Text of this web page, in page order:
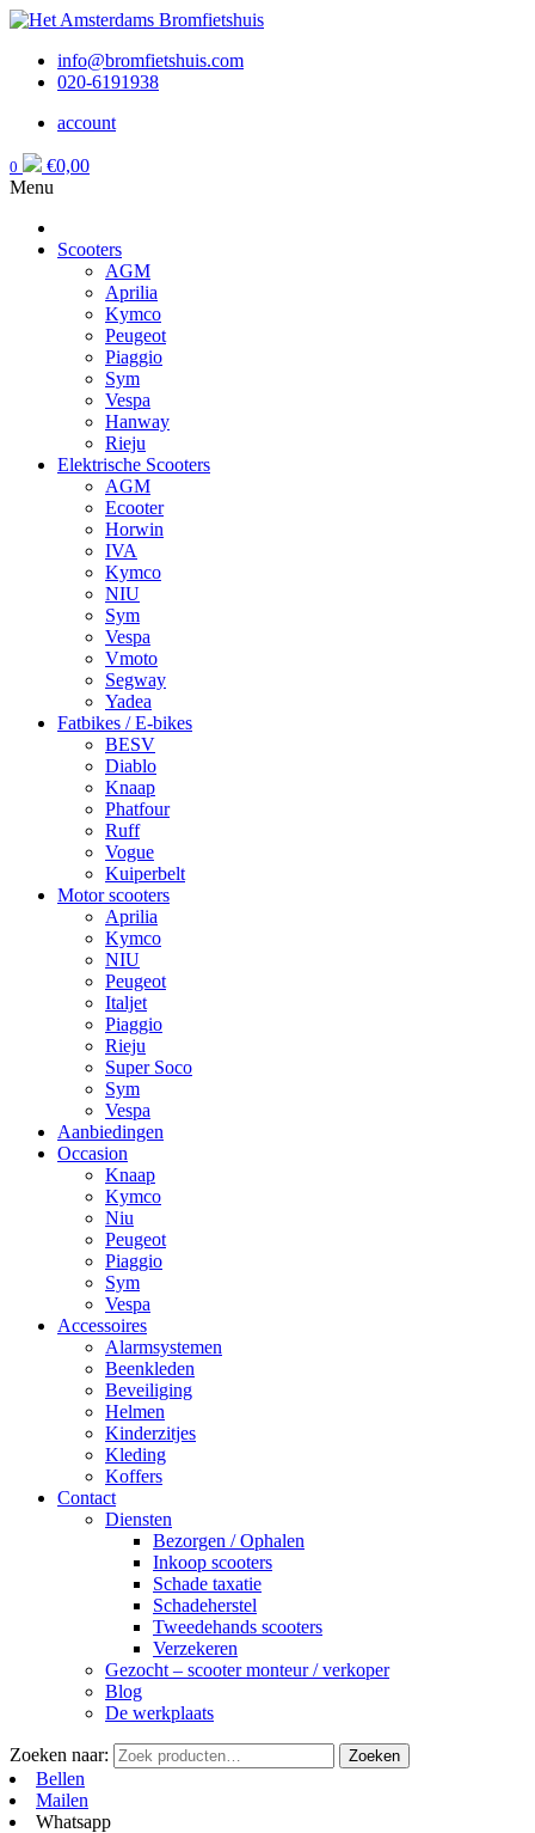
info@bromfietshuis.com
020-6191938
account
0 €0,00
Menu
Scooters
AGM
Aprilia
Kymco
Peugeot
Piaggio
Sym
Vespa
Hanway
Rieju
Elektrische Scooters
AGM
Ecooter
Horwin
IVA
Kymco
NIU
Sym
Vespa
Vmoto
Segway
Yadea
Fatbikes / E-bikes
BESV
Diablo
Knaap
Phatfour
Ruff
Vogue
Kuiperbelt
Motor scooters
Aprilia
Kymco
NIU
Peugeot
Italjet
Piaggio
Rieju
Super Soco
Sym
Vespa
Aanbiedingen
Occasion
Knaap
Kymco
Niu
Peugeot
Piaggio
Sym
Vespa
Accessoires
Alarmsystemen
Beenkleden
Beveiliging
Helmen
Kinderzitjes
Kleding
Koffers
Contact
Diensten
Bezorgen / Ophalen
Inkoop scooters
Schade taxatie
Schadeherstel
Tweedehands scooters
Verzekeren
Gezocht – scooter monteur / verkoper
Blog
De werkplaats
Zoeken naar: Zoeken
Bellen
Mailen
Whatsapp